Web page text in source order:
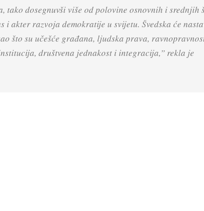
dosegnuvši više od polovine osnovnih i srednjih
i akter razvoja demokratije u svijetu. Švedska će
što su učešće građana, ljudska prava,
društvena jednakost i integracija,” rekla je